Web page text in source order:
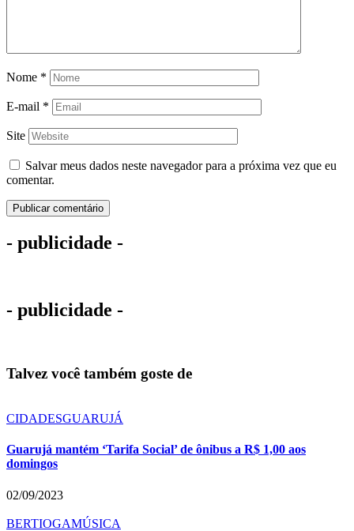
Nome *
E-mail *
Site
Salvar meus dados neste navegador para a próxima vez que eu
comentar.
- publicidade -
- publicidade -
Talvez você também goste de
CIDADESGUARUJÁ
Guarujá mantém ‘Tarifa Social’ de ônibus a R$ 1,00 aos
domingos
02/09/2023
BERTIOGAMÚSICA